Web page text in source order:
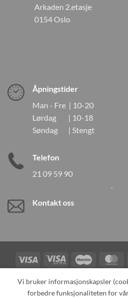
Arkaden 2.etasje
0154 Oslo
Åpningstider
Man - Fre | 10-20
Lørdag | 10-18
Søndag | Stengt
Telefon
21 09 59 90
Kontakt oss
Visa
Visa
Electron
Maestro
Card
TILBAKEKALLINGER
Vi bruker informasjonskapsler
forbedre funksjonaliteten for